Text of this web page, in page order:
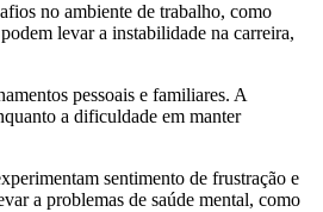
no ambiente de trabalho, como
levar a instabilidade na carreira,
pessoais e familiares. A
a dificuldade em manter
sentimento de frustração e
a problemas de saúde mental, como